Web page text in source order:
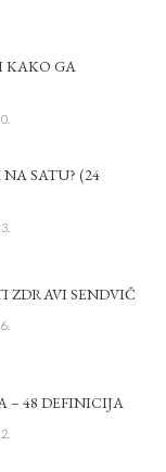
KAKO GA
SATU? (24
ZDRAVI SENDVIČ
– 48 DEFINICIJA